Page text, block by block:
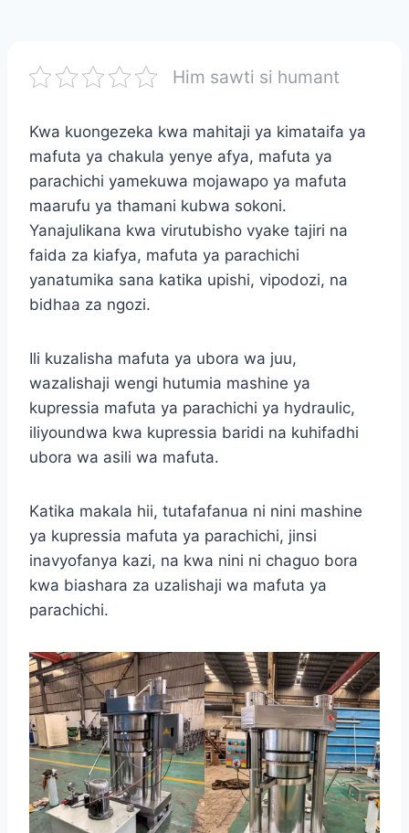
Him sawti si humant
Kwa kuongezeka kwa mahitaji ya kimataifa ya
mafuta ya chakula yenye afya, mafuta ya
parachichi yamekuwa mojawapo ya mafuta
maarufu ya thamani kubwa sokoni.
Yanajulikana kwa virutubisho vyake tajiri na
faida za kiafya, mafuta ya parachichi
yanatumika sana katika upishi, vipodozi, na
bidhaa za ngozi.
Ili kuzalisha mafuta ya ubora wa juu,
wazalishaji wengi hutumia mashine ya
kupressia mafuta ya parachichi ya hydraulic,
iliyoundwa kwa kupressia baridi na kuhifadhi
ubora wa asili wa mafuta.
Katika makala hii, tutafafanua ni nini mashine
ya kupressia mafuta ya parachichi, jinsi
inavyofanya kazi, na kwa nini ni chaguo bora
kwa biashara za uzalishaji wa mafuta ya
parachichi.